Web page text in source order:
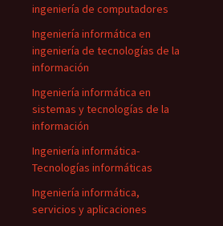
ingeniería de computadores
Ingeniería informática en
ingeniería de tecnologías de la
información
Ingeniería informática en
sistemas y tecnologías de la
información
Ingeniería informática-
Tecnologías informáticas
Ingeniería informática,
servicios y aplicaciones